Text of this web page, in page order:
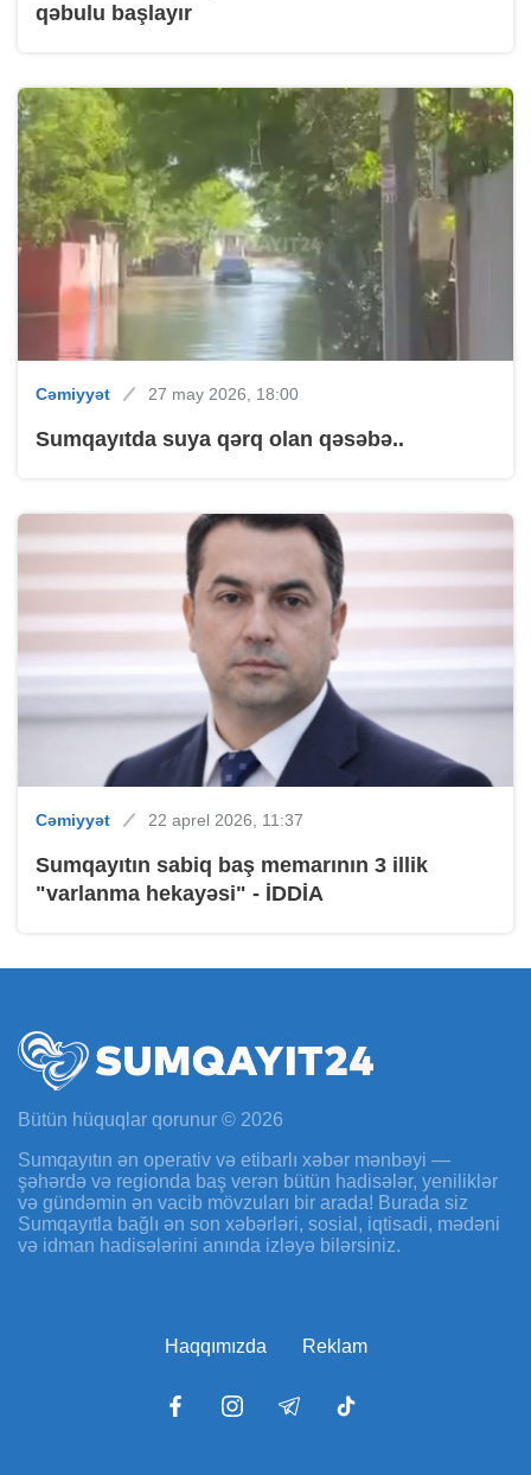
qəbulu başlayır
Cəmiyyət 27 may 2026, 18:00
Sumqayıtda suya qərq olan qəsəbə..
Cəmiyyət 22 aprel 2026, 11:37
Sumqayıtın sabiq baş memarının 3 illik
"varlanma hekayəsi" - İDDİA
Bütün hüquqlar qorunur © 2026
Sumqayıtın ən operativ və etibarlı xəbər mənbəyi —
şəhərdə və regionda baş verən bütün hadisələr, yeniliklər
və gündəmin ən vacib mövzuları bir arada! Burada siz
Sumqayıtla bağlı ən son xəbərləri, sosial, iqtisadi, mədəni
və idman hadisələrini anında izləyə bilərsiniz.
Haqqımızda Reklam